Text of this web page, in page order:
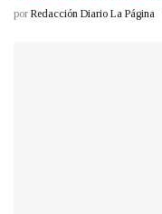
por Redacción Diario La Página